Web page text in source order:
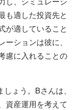
も適した投資先と
が適していること
ションは彼に、
慮に入れることの
ょう。Bさんは、
資産運用を考えて